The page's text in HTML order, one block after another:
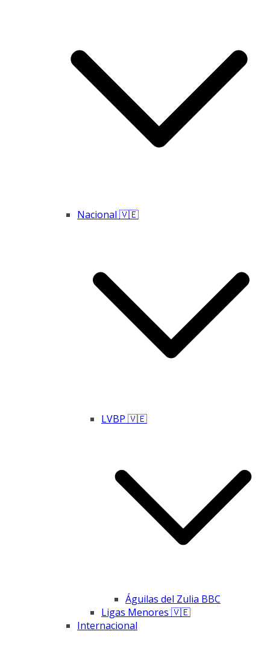
Nacional 🇻🇪
LVBP 🇻🇪
Águilas del Zulia BBC
Ligas Menores 🇻🇪
Internacional